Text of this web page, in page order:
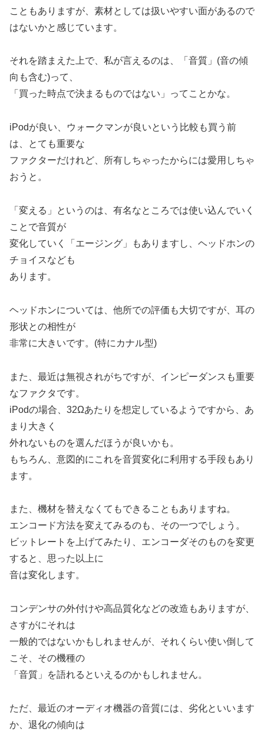
こともありますが、素材としては扱いやすい面があるので
はないかと感じています。
それを踏まえた上で、私が言えるのは、「音質」(音の傾
向も含む)って、
「買った時点で決まるものではない」ってことかな。
iPodが良い、ウォークマンが良いという比較も買う前
は、とても重要な
ファクターだけれど、所有しちゃったからには愛用しちゃ
おうと。
「変える」というのは、有名なところでは使い込んでいく
ことで音質が
変化していく「エージング」もありますし、ヘッドホンの
チョイスなども
あります。
ヘッドホンについては、他所での評価も大切ですが、耳の
形状との相性が
非常に大きいです。(特にカナル型)
また、最近は無視されがちですが、インピーダンスも重要
なファクタです。
iPodの場合、32Ωあたりを想定しているようですから、あ
まり大きく
外れないものを選んだほうが良いかも。
もちろん、意図的にこれを音質変化に利用する手段もあり
ます。
また、機材を替えなくてもできることもありますね。
エンコード方法を変えてみるのも、その一つでしょう。
ビットレートを上げてみたり、エンコーダそのものを変更
すると、思った以上に
音は変化します。
コンデンサの外付けや高品質化などの改造もありますが、
さすがにそれは
一般的ではないかもしれませんが、それくらい使い倒して
こそ、その機種の
「音質」を語れるといえるのかもしれません。
ただ、最近のオーディオ機器の音質には、劣化といいます
か、退化の傾向は